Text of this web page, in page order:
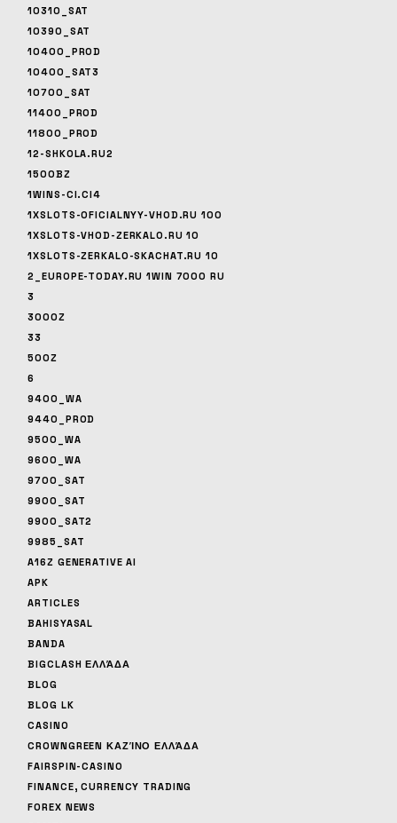
10310_SAT
10390_SAT
10400_PROD
10400_SAT3
10700_SAT
11400_PROD
11800_PROD
12-SHKOLA.RU2
1500BZ
1WINS-CI.CI4
1XSLOTS-OFICIALNYY-VHOD.RU 100
1XSLOTS-VHOD-ZERKALO.RU 10
1XSLOTS-ZERKALO-SKACHAT.RU 10
2_EUROPE-TODAY.RU 1WIN 7000 RU
3
3000Z
33
500Z
6
9400_WA
9440_PROD
9500_WA
9600_WA
9700_SAT
9900_SAT
9900_SAT2
9985_SAT
A16Z GENERATIVE AI
APK
ARTICLES
BAHISYASAL
BANDA
BIGCLASH ΕΛΛΆΔΑ
BLOG
BLOG LK
CASINO
CROWNGREEN ΚΑΖΊΝΟ ΕΛΛΆΔΑ
FAIRSPIN-CASINO
FINANCE, CURRENCY TRADING
FOREX NEWS